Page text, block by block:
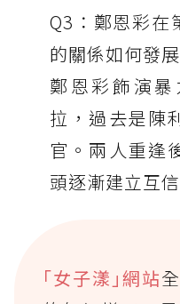
Q3：鄭恩彩在
的關係如何發
鄭恩彩飾演
拉，過去是陳
官。兩人重逢
頭逐漸建立互
｢女子漾｣網站